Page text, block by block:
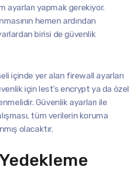
ayarları yapmak gerekiyor.
hemen ardından
birisi de güvenlik
içinde yer alan firewall ayarları
için lest’s encrypt ya da özel
Güvenlik ayarları ile
tüm verilerin koruma
olacaktır.